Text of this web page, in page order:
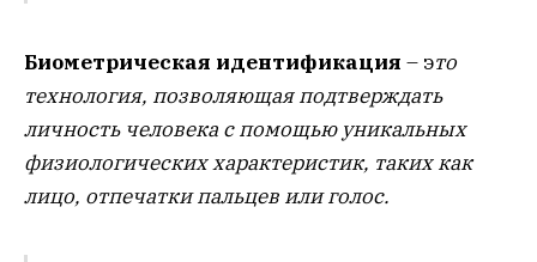
Биометрическая идентификация – это
технология, позволяющая подтверждать
личность человека с помощью уникальных
физиологических характеристик, таких как
лицо, отпечатки пальцев или голос.